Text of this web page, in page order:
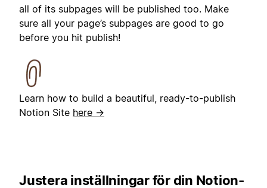
all of its subpages will be published too. Make
sure all your page’s subpages are good to go
before you hit publish!
Learn how to build a beautiful, ready-to-publish
Notion Site here →
Justera inställningar för din Notion-